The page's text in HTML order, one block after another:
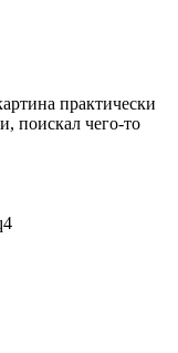
практически
поискал чего-то